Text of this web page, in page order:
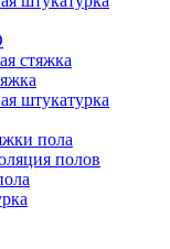
стяжка
штукатурка
пола
полов